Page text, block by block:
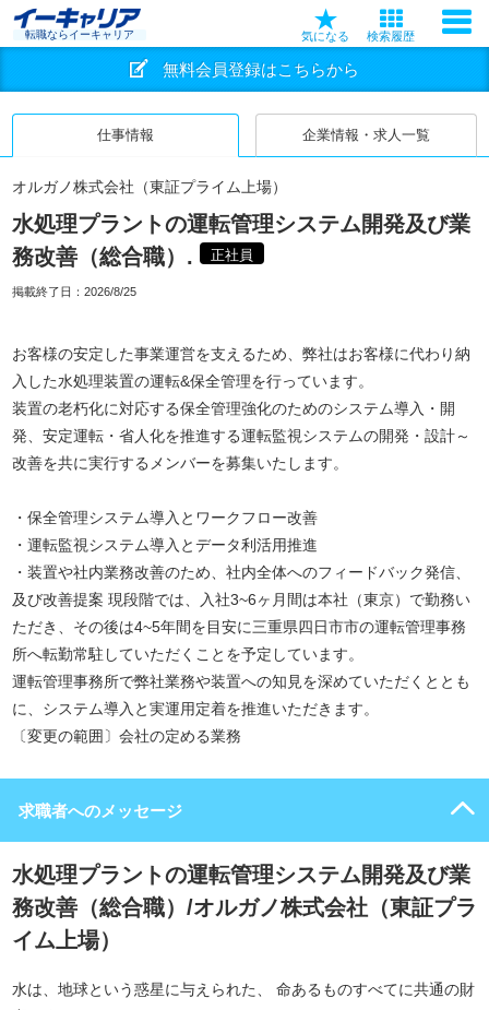
転職ならイーキャリア 気になる 検索履歴
無料会員登録はこちらから
仕事情報 企業情報・求人一覧
オルガノ株式会社（東証プライム上場）
水処理プラントの運転管理システム開発及び業
務改善（総合職）.
正社員
掲載終了日： 2026/8/25
お客様の安定した事業運営を支えるため、弊社はお客様に代わり納
入した水処理装置の運転&保全管理を行っています。
装置の老朽化に対応する保全管理強化のためのシステム導入・開
発、安定運転・省人化を推進する運転監視システムの開発・設計～
改善を共に実行するメンバーを募集いたします。
・保全管理システム導入とワークフロー改善
・運転監視システム導入とデータ利活用推進
・装置や社内業務改善のため、社内全体へのフィードバック発信、
及び改善提案 現段階では、入社3~6ヶ月間は本社（東京）で勤務い
ただき、その後は4~5年間を目安に三重県四日市市の運転管理事務
所へ転勤常駐していただくことを予定しています。
運転管理事務所で弊社業務や装置への知見を深めていただくととも
に、システム導入と実運用定着を推進いただきます。
〔変更の範囲〕会社の定める業務
求職者へのメッセージ
水処理プラントの運転管理システム開発及び業
務改善（総合職）/オルガノ株式会社（東証プラ
イム上場）
水は、地球という惑星に与えられた、 命あるものすべてに共通の財